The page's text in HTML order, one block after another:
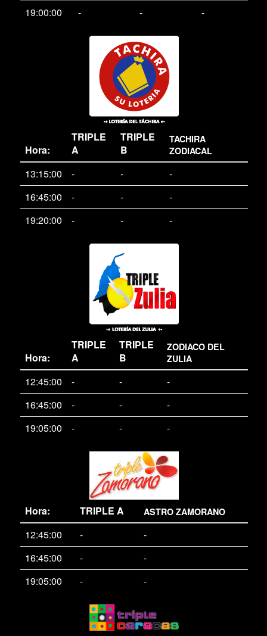
19:00:00
- - -
Hora:
TRIPLE
A
TRIPLE
B
TACHIRA
ZODIACAL
13:15:00 - -
-
16:45:00
- -
-
19:20:00
- - -
Hora:
TRIPLE
A
TRIPLE
B
ZODIACO DEL
ZULIA
12:45:00 - -
-
16:45:00
- -
-
19:05:00
- - -
Hora: TRIPLE A ASTRO ZAMORANO
12:45:00 -
-
16:45:00
-
-
19:05:00
- -